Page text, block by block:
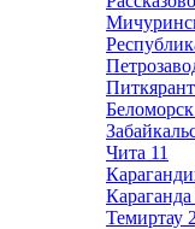
Беломорск
Чита 11
Караганда
Темиртау 2